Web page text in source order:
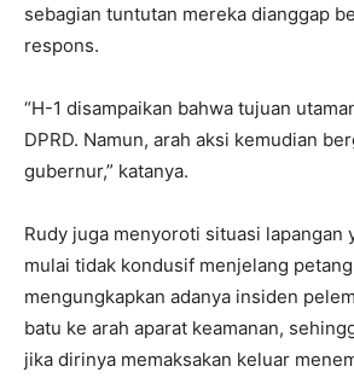
sebagian tuntutan mereka dianggap
respons.
“H-1 disampaikan bahwa tujuan
DPRD. Namun, arah aksi kemudian
gubernur,” katanya.
Rudy juga menyoroti situasi lapangan
mulai tidak kondusif menjelang
mengungkapkan adanya insiden
batu ke arah aparat keamanan,
jika dirinya memaksakan keluar